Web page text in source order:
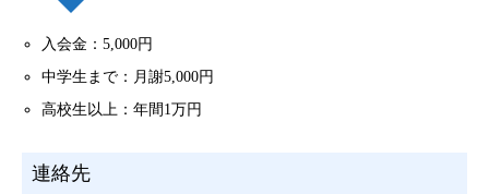
入会金：5,000円
中学生まで：月謝5,000円
高校生以上：年間1万円
連絡先